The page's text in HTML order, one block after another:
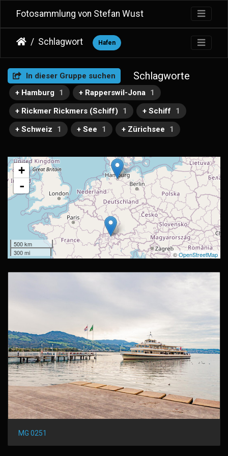
Fotosammlung von Stefan Wust
Schlagwort Hafen
In dieser Gruppe suchen Schlagworte
+ Hamburg 1 + Rapperswil-Jona 1
+ Rickmer Rickmers (Schiff)
1 + Schiff
1
+ Schweiz
1 + See 1 + Zürichsee 1
+
-
500 km
300 mi
©OpenStreetMap
MG 0251